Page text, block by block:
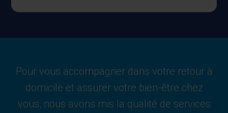
Pour vous accompagner dans votre retour à
domicile et assurer votre bien-être chez
vous, nous avons mis la qualité de services